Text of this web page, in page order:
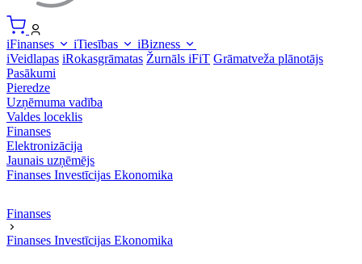
iFinanses iTiesības
iBizness
iVeidlapas iRokasgrāmatas Žurnāls iFiT Grāmatveža plānotājs
Pasākumi
Pieredze
Uzņēmuma vadība
Valdes loceklis
Finanses
Elektronizācija
Jaunais uzņēmējs
Finanses Investīcijas Ekonomika
Finanses
Finanses Investīcijas Ekonomika